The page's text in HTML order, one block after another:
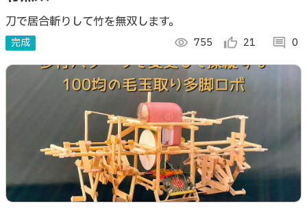
刀で居合斬りして竹を無双します。
完成 visibility 755 thumb_up_alt 21 comment 0